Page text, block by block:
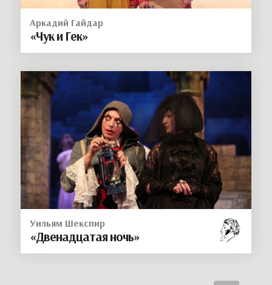
Аркадий Гайдар
«Чук и Гек»
Уильям Шекспир
«Двенадцатая ночь»